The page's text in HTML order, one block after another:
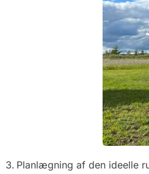
Planlægning af den ideelle